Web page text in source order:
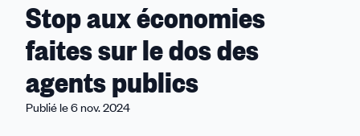
êtes
ici
aux
économies
faites
sur
le
Stop aux économies
faites sur le dos des
agents publics
Publié le 6 nov. 2024